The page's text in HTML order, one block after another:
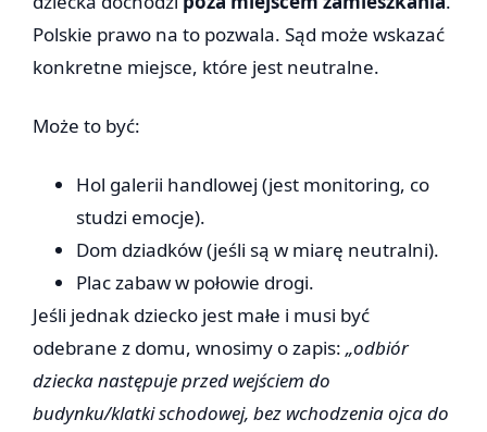
Polskie prawo na to pozwala. Sąd może wskazać
konkretne miejsce, które jest neutralne.
Może to być:
Hol galerii handlowej (jest monitoring, co
studzi emocje).
Dom dziadków (jeśli są w miarę neutralni).
Plac zabaw w połowie drogi.
Jeśli jednak dziecko jest małe i musi być
odebrane z domu, wnosimy o zapis: „odbiór
dziecka następuje przed wejściem do
budynku/klatki schodowej, bez wchodzenia ojca do